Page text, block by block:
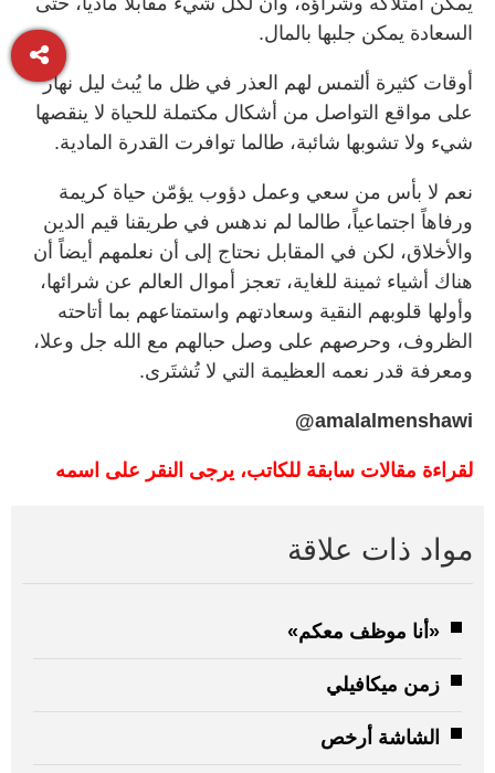
السعادة يمكن جلبها بالمال.
أوقات كثيرة ألتمس لهم العذر في ظل ما يُبث ليل نهار
على مواقع التواصل من أشكال مكتملة للحياة لا ينقصها
شيء ولا تشوبها شائبة، طالما توافرت القدرة المادية.
نعم لا بأس من سعي وعمل دؤوب يؤمّن حياة كريمة
ورفاهاً اجتماعياً، طالما لم ندهس في طريقنا قيم الدين
والأخلاق، لكن في المقابل نحتاج إلى أن نعلمهم أيضاً أن
هناك أشياء ثمينة للغاية، تعجز أموال العالم عن شرائها،
وأولها قلوبهم النقية وسعادتهم واستمتاعهم بما أتاحته
الظروف، وحرصهم على وصل حبالهم مع الله جل وعلا،
ومعرفة قدر نعمه العظيمة التي لا تُشتَرى.
amalalmenshawi@
لقراءة مقالات سابقة للكاتب، يرجى النقر على اسمه
مواد ذات علاقة
«أنا موظف معكم»
زمن ميكافيلي
الشاشة أرخص